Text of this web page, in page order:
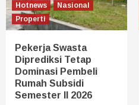
Hotnews
Nasional
Properti
Pekerja Swasta
Diprediksi Tetap
Dominasi Pembeli
Rumah Subsidi
Semester II 2026